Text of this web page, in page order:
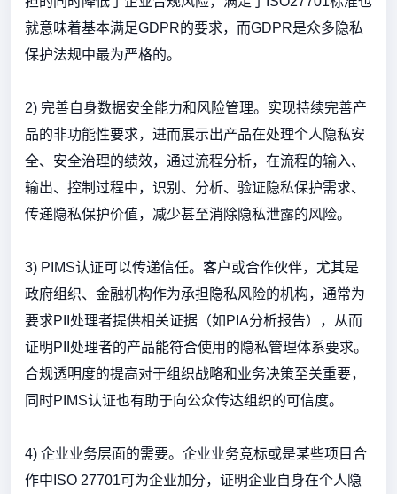
就意味着基本满足GDPR的要求，而GDPR是众多隐私
保护法规中最为严格的。
2) 完善自身数据安全能力和风险管理。实现持续完善产
品的非功能性要求，进而展示出产品在处理个人隐私安
全、安全治理的绩效，通过流程分析，在流程的输入、
输出、控制过程中，识别、分析、验证隐私保护需求、
传递隐私保护价值，减少甚至消除隐私泄露的风险。
3) PIMS认证可以传递信任。客户或合作伙伴，尤其是
政府组织、金融机构作为承担隐私风险的机构，通常为
要求PII处理者提供相关证据（如PIA分析报告），从而
证明PII处理者的产品能符合使用的隐私管理体系要求。
合规透明度的提高对于组织战略和业务决策至关重要，
同时PIMS认证也有助于向公众传达组织的可信度。
4) 企业业务层面的需要。企业业务竞标或是某些项目合
作中ISO 27701可为企业加分，证明企业自身在个人隐